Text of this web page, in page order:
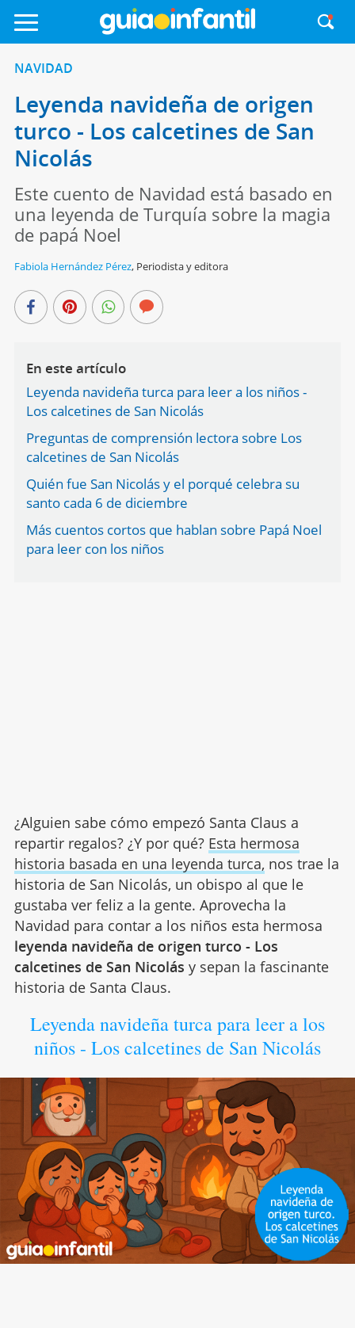
NAVIDAD
Leyenda navideña de origen
turco - Los calcetines de San
Nicolás
Este cuento de Navidad está basado en
una leyenda de Turquía sobre la magia
de papá Noel
Fabiola Hernández Pérez, Periodista y editora
En este artículo
Leyenda navideña turca para leer a los niños -
Los calcetines de San Nicolás
Preguntas de comprensión lectora sobre Los
calcetines de San Nicolás
Quién fue San Nicolás y el porqué celebra su
santo cada 6 de diciembre
Más cuentos cortos que hablan sobre Papá Noel
para leer con los niños
¿Alguien sabe cómo empezó Santa Claus a
repartir regalos? ¿Y por qué? Esta hermosa
historia basada en una leyenda turca, nos trae la
historia de San Nicolás, un obispo al que le
gustaba ver feliz a la gente. Aprovecha la
Navidad para contar a los niños esta hermosa
leyenda navideña de origen turco - Los
calcetines de San Nicolás y sepan la fascinante
historia de Santa Claus.
Leyenda navideña turca para leer a los
niños - Los calcetines de San Nicolás